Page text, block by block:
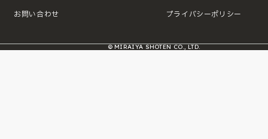
お問い合わせ プライバシーポリシー
© MIRAIYA SHOTEN CO., LTD.